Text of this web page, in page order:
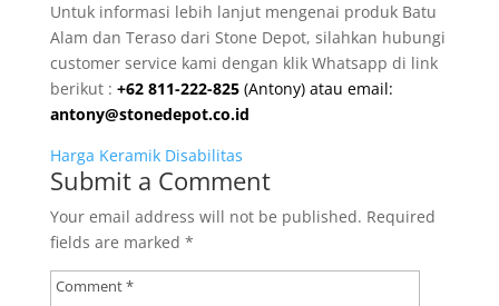
Untuk informasi lebih lanjut mengenai produk Batu
Alam dan Teraso dari Stone Depot, silahkan hubungi
customer service kami dengan klik Whatsapp di link
berikut : +62 811-222-825(Antony) atau email:
antony@stonedepot.co.id
Harga Keramik Disabilitas
Submit a Comment
Your email address will not be published. Required
fields are marked *